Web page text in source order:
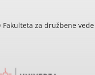
za družbene vede